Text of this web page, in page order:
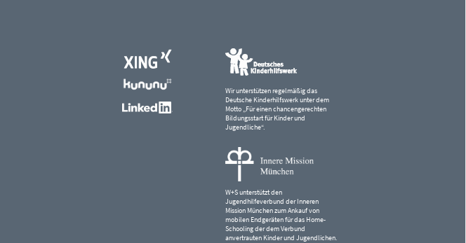
Wir unterstützen regelmäßig das
Deutsche Kinderhilfswerk unter dem
Motto „Für einen chancengerechten
Bildungsstart für Kinder und
Jugendliche“.
W+S unterstützt den
Jugendhilfeverbund der Inneren
Mission München zum Ankauf von
mobilen Endgeräten für das Home-
Schooling der dem Verbund
anvertrauten Kinder und Jugendlichen.